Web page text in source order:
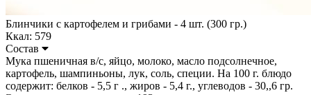
Блинчики с картофелем и грибами - 4 шт. (300 гр.)
Ккал: 579
Состав
Мука пшеничная в/с, яйцо, молоко, масло подсолнечное,
картофель, шампиньоны, лук, соль, специи. На 100 г. блюдо
содержит: белков - 5,5 г ., жиров - 5,4 г., углеводов - 30,,6 гр.